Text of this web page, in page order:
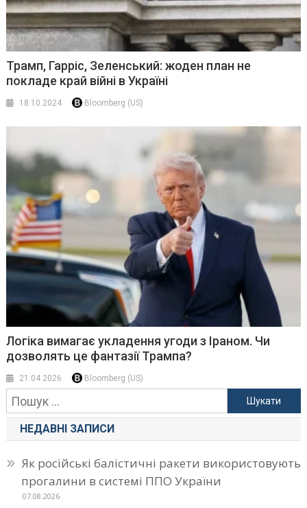
Трамп, Гарріс, Зеленський: жоден план не
покладе край війні в Україні
18.10.2024 Bloomberg (US)
Логіка вимагає укладення угоди з Іраном. Чи
дозволять це фантазії Трампа?
21.04.2026 Bloomberg (US)
Пошук:
НЕДАВНІ ЗАПИСИ
Як російські балістичні ракети використовують
прогалини в системі ППО України
07.08.2026